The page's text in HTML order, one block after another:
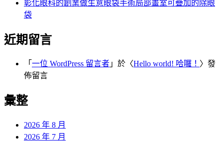
彰化眼科的創業做生意眼袋手術局部畫室可疊加的除眼
袋
近期留言
「 一位 WordPress 留言者 」於〈Hello world! 哈囉！ 〉發
佈留言
彙整
2026 年 8 月
2026 年 7 月